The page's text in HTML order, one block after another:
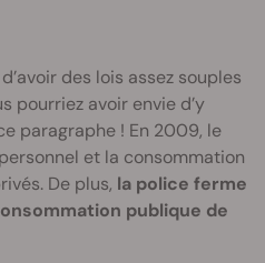
des lois assez souples
pourriez avoir envie d’y
paragraphe ! En 2009, le
et la consommation
De plus, la police ferme
publique de